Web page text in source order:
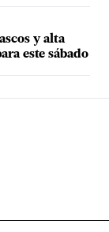
y alta
este sábado